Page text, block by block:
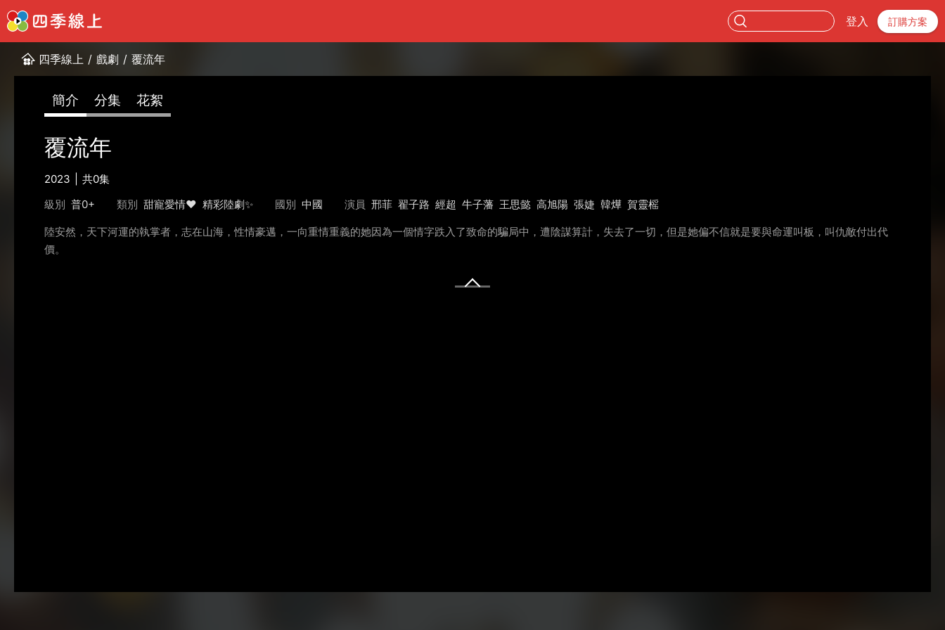
登入 訂購方案
四季線上 / 戲劇 / 覆流年
簡介 分集 花絮
覆流年
2023
共0集
級別 普0+ 類別 甜寵愛情❤️ 精彩陸劇✨ 國別 中國 演員 邢菲 翟子路 經超 牛子藩 王思懿 高旭陽 張婕 韓燁 賀靈榣
陸安然，天下河運的執掌者，志在山海，性情豪邁，一向重情重義的她因為一個情字跌入了致命的騙局中，遭陰謀算計，失去了一切，但是她偏不信就是要與命運叫板，叫仇敵付出代
價。